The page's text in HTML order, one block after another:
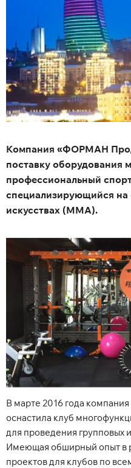
Компания «ФОРМАН
поставку оборудования
профессиональный
специализирующийся
искусствах (ММА).
В марте 2016 года
оснастила клуб
для проведения групповых
Имеющая обширный опыт в
проектов для клубов по